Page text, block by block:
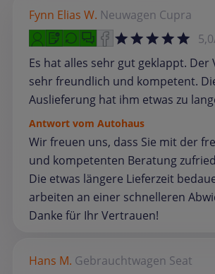
Fynn Elias W. Neuwagen Cupra
Es hat alles sehr gut geklappt. Der
sehr freundlich und kompetent.
Auslieferung hat ihm etwas zu
Antwort vom Autohaus
Wir freuen uns, dass Sie mit der
und kompetenten Beratung
Die etwas längere Lieferzeit
arbeiten an einer schnelleren
Danke für Ihr Vertrauen!
Hans M. Gebrauchtwagen Seat